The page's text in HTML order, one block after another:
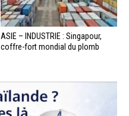
ASIE – INDUSTRIE : Singapour,
coffre-fort mondial du plomb